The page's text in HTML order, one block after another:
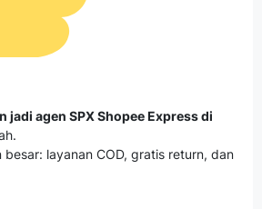
jadi agen SPX Shopee Express di
layanan COD, gratis return, dan